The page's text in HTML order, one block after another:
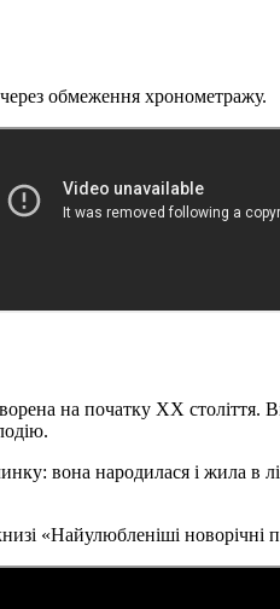
обмеження хронометражу.
на початку XX
вона народилася і жила
«Найулюбленіші новорічні